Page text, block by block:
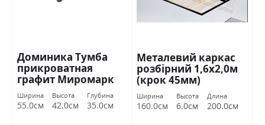
Доминика Тумба
прикроватная
графит Миромарк
Ширина
55.0см
Высота
42.0см
Глубина
35.0см
Металевий каркас
розбірний 1,6х2,0м
(крок 45мм)
Ширина
160.0см
Высота
6.0см
Длина
200.0см